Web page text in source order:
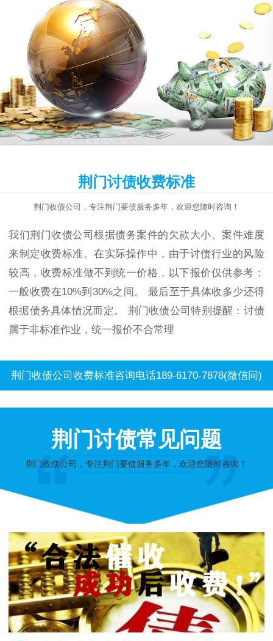
荆门讨债收费标准
荆门收债公司，专注荆门要债服务多年，欢迎您随时咨询！
我们荆门收债公司根据债务案件的欠款大小、案件难度
来制定收费标准。在实际操作中，由于讨债行业的风险
较高，收费标准做不到统一价格，以下报价仅供参考：
一般收费在10%到30%之间。 最后至于具体收多少还得
根据债务具体情况而定。 荆门收债公司特别提醒：讨债
属于非标准作业，统一报价不合常理
荆门收债公司收费标准咨询电话189-6170-7878(微信同)
荆门讨债常见问题
荆门收债公司，专注荆门要债服务多年，欢迎您随时咨询！